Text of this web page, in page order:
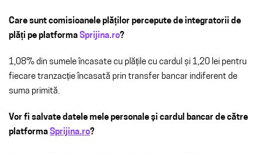
Care sunt comisioanele plăților percepute de integratorii de
plăți pe platforma Sprijina.ro?
1,08% din sumele încasate cu plățile cu cardul și 1,20 lei pentru
fiecare tranzacție încasată prin transfer bancar indiferent de
suma primită.
Vor fi salvate datele mele personale și cardul bancar de către
platforma Sprijina.ro?